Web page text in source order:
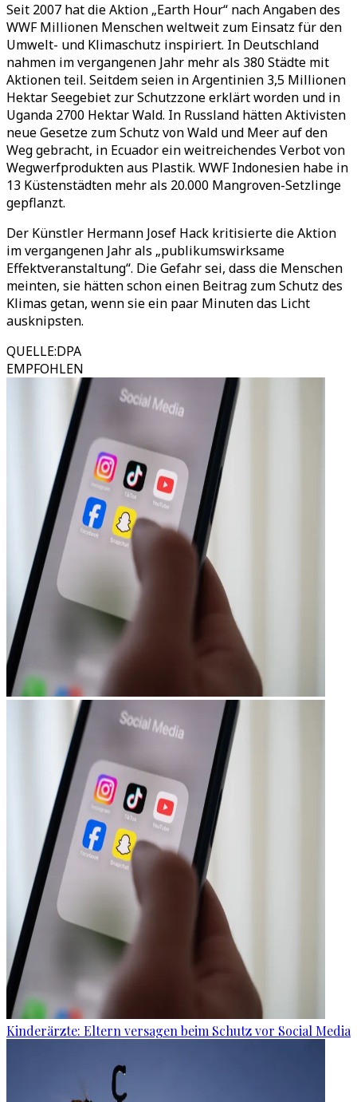
Seit 2007 hat die Aktion „Earth Hour“ nach Angaben des
WWF Millionen Menschen weltweit zum Einsatz für den
Umwelt- und Klimaschutz inspiriert. In Deutschland
nahmen im vergangenen Jahr mehr als 380 Städte mit
Aktionen teil. Seitdem seien in Argentinien 3,5 Millionen
Hektar Seegebiet zur Schutzzone erklärt worden und in
Uganda 2700 Hektar Wald. In Russland hätten Aktivisten
neue Gesetze zum Schutz von Wald und Meer auf den
Weg gebracht, in Ecuador ein weitreichendes Verbot von
Wegwerfprodukten aus Plastik. WWF Indonesien habe in
13 Küstenstädten mehr als 20.000 Mangroven-Setzlinge
gepflanzt.
Der Künstler Hermann Josef Hack kritisierte die Aktion
im vergangenen Jahr als „publikumswirksame
Effektveranstaltung“. Die Gefahr sei, dass die Menschen
meinten, sie hätten schon einen Beitrag zum Schutz des
Klimas getan, wenn sie ein paar Minuten das Licht
ausknipsten.
QUELLE:DPA
EMPFOHLEN
Kinderärzte: Eltern versagen beim Schutz vor Social Media